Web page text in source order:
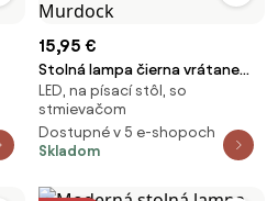
15,95 €
Stolná lampa čierna vrátane
stmievateľnej a nabíjateľnej LED
IP54 - Murdock
LED, na písací stôl, so
stmievačom
Dostupné v 5 e-shopoch
Skladom